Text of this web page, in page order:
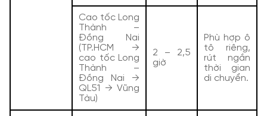
Cao tốc Long
Thành –
Đồng Nai
(TP.HCM →
cao tốc Long
Thành –
Đồng Nai →
QL51 → Vũng
Tàu)
2 – 2,5
giờ
Phù hợp ô
tô riêng,
rút ngắn
thời gian
di chuyển.